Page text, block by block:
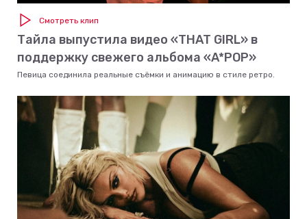
Смотреть клип
Тайла выпустила видео «THAT GIRL» в
поддержку свежего альбома «A*POP»
Певица соединила реальные съёмки и анимацию в стиле ретро.